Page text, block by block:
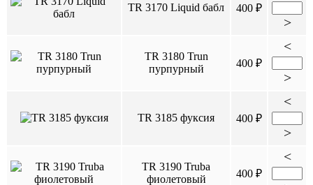
TR 3170 Liquid бабл 400 ₽
>
TR 3180 Trun
пурпурный
400 ₽
<
>
TR 3185 фуксия 400 ₽
<
>
TR 3190 Truba
фиолетовый
400 ₽
<